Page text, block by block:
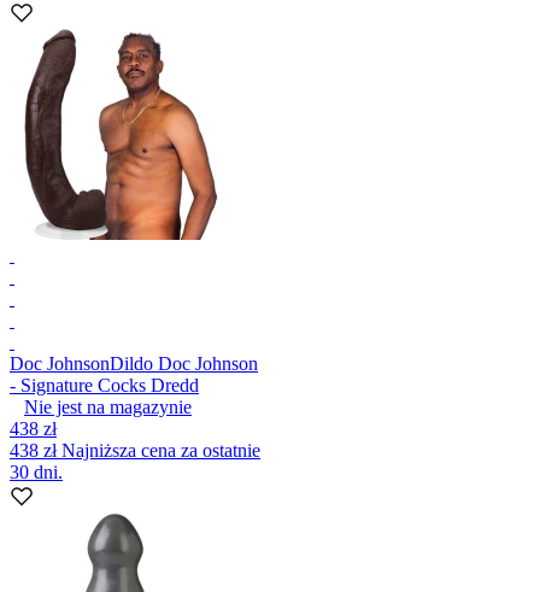
Doc JohnsonDildo Doc Johnson
- Signature Cocks Dredd
Nie jest na magazynie
438 zł
438 złNajniższa cena za ostatnie
30 dni.